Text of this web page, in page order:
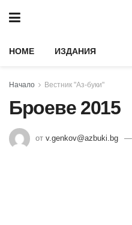
HOME ИЗДАНИЯ
Начало Вестник "Аз-буки"
Броеве 2015
от v.genkov@azbuki.bg